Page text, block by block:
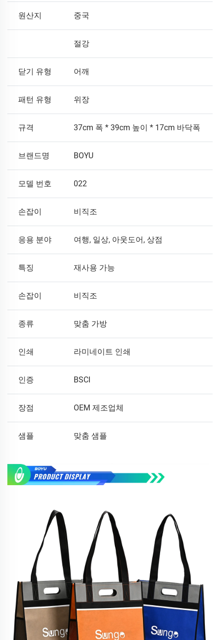
원산지 중국
절강
닫기 유형 어깨
패턴 유형 위장
규격 37cm 폭 * 39cm 높이 * 17cm 바닥폭
브랜드명 BOYU
모델 번호 022
손잡이 비직조
응용 분야 여행, 일상, 아웃도어, 상점
특징 재사용 가능
손잡이 비직조
종류 맞춤 가방
인쇄 라미네이트 인쇄
인증 BSCI
장점 OEM 제조업체
샘플 맞춤 샘플